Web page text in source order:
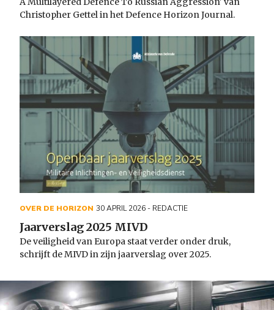
Christopher Gettel in het Defence Horizon Journal.
OVER DE HORIZON 30 APRIL 2026- REDACTIE
Jaarverslag 2025 MIVD
De veiligheid van Europa staat verder onder druk,
schrijft de MIVD in zijn jaarverslag over 2025.